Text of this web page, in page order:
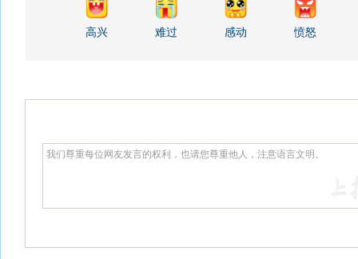
高兴 难过 感动 愤怒